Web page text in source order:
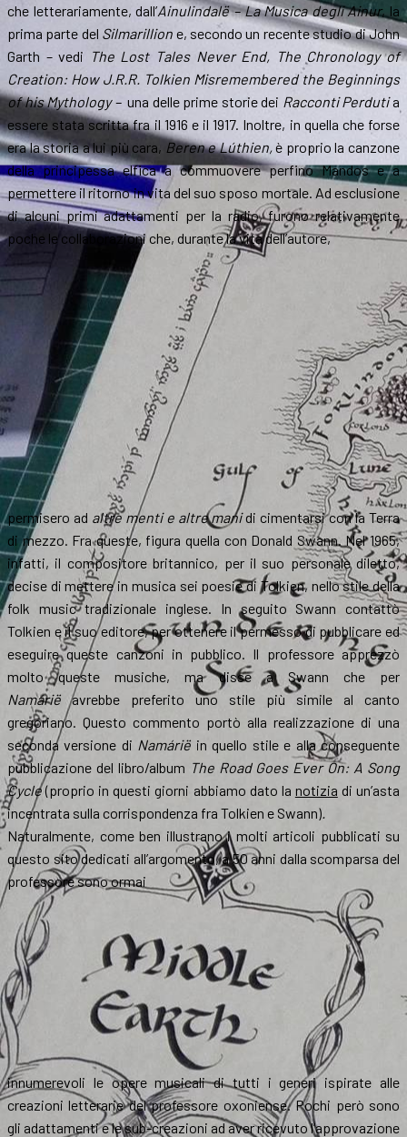
che letterariamente, dall’Ainulindalë – La Musica degli Ainur, la
prima parte del Silmarillion e, secondo un recente studio di John
Garth – vedi The Lost Tales Never End, The Chronology of
Creation: How J.R.R. Tolkien Misremembered the Beginnings
of his Mythology – una delle prime storie dei Racconti Perdutia
essere stata scritta fra il 1916 e il 1917. Inoltre, in quella che forse
era la storia a lui più cara, Beren e Lúthien,è proprio la canzone
della principessa elfica a commuovere perfino Mandos e a
permettere il ritorno in vita del suo sposo mortale. Ad esclusione
di alcuni primi adattamenti per la radio, furono relativamente
poche le collaborazioni che, durante la vita dell’autore,
permisero ad altre menti e altre manidi cimentarsi con la Terra
di mezzo. Fra queste, figura quella con Donald Swann. Nel 1965,
infatti, il compositore britannico, per il suo personale diletto,
decise di mettere in musica sei poesie di Tolkien, nello stile della
folk music tradizionale inglese. In seguito Swann contattò
Tolkien e il suo editore, per ottenere il permesso di pubblicare ed
eseguire queste canzoni in pubblico. Il professore apprezzò
molto queste musiche, ma disse a Swann che per
Namárië avrebbe preferito uno stile più simile al canto
gregoriano. Questo commento portò alla realizzazione di una
seconda versione di Namárië in quello stile e alla conseguente
pubblicazione del libro/album The Road Goes Ever On: A Song
Cycle(proprio in questi giorni abbiamo dato la notizia di un’asta
incentrata sulla corrispondenza fra Tolkien e Swann)
Naturalmente, come ben illustrano i molti articoli pubblicati su
questo sito dedicati all’argomento, a 50 anni dalla scomparsa del
professore sono ormai
innumerevoli le opere musicali di tutti i generi ispirate alle
creazioni letterarie del professore oxoniense. Pochi però sono
gli adattamenti e le sub-creazioni ad aver ricevuto l’approvazione